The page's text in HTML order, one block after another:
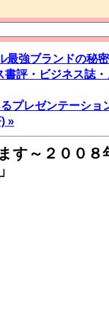
最強ブランドの秘
書評・ビジネス誌
るプレゼンテーシ
»
す～２００
」